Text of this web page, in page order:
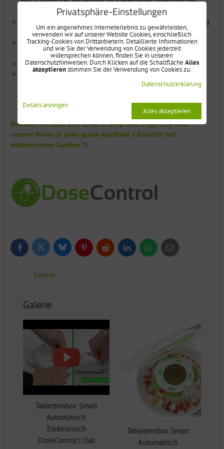
Telefonisches Kundenservice für Einstellung und Verwendung
des Spenders in der deutschen Sprache
Jedes Gerät wird vor Versendung an Kunden von unserem
Kundenservice sorgfältig getestet
EU-Garantie von 2 Jahren
Sie kaufen direkt von Hersteller, daher bekommen Sie
garantiert das beste Preis-Leistung-Verhältnis am
Bestellen Sie jetzt über unser E-Shop oder fragen Sie nach
unserer Marke in jeder guten Apotheke / Geschäft mit
medizinischen Geräten !!!
FacebookTwitter BlueskyPinterestReddit LinkedInWhatsApp
E-
mail
Galerie
Galerie
Tablettenbox Smart
Automatisch
Elektronisch
DoseControl | Das
Tablettenbox Smart
Automatisch
Privatsphäre-Einstellungen
Um ein angenehmes Interneterlebnis zu gewährleisten,
verwenden wir auf unserer Website Cookies, einschließlich
Tracking-Cookies von Drittanbietern. Detaillierte Informationen
und wie Sie der Verwendung von Cookies jederzeit
widersprechen können, finden Sie in unseren
Datenschutzhinweisen. Durch Klicken auf die Schaltfläche Alles
akzeptierenstimmen Sie der Verwendung von Cookies zu.
Datenschutzerklärung
Details anzeigen
Alles akzeptieren